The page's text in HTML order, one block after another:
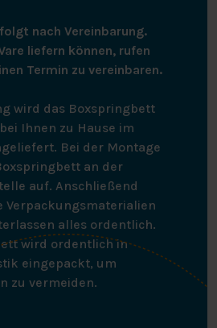
nach Vereinbarung.
liefern können, rufen
Termin zu vereinbaren.
wird das Boxspringbett
Ihnen zu Hause im
Bei der Montage
an der
auf. Anschließend
Verpackungsmaterialien
alles ordentlich.
wird ordentlich in
eingepackt, um
zu vermeiden.